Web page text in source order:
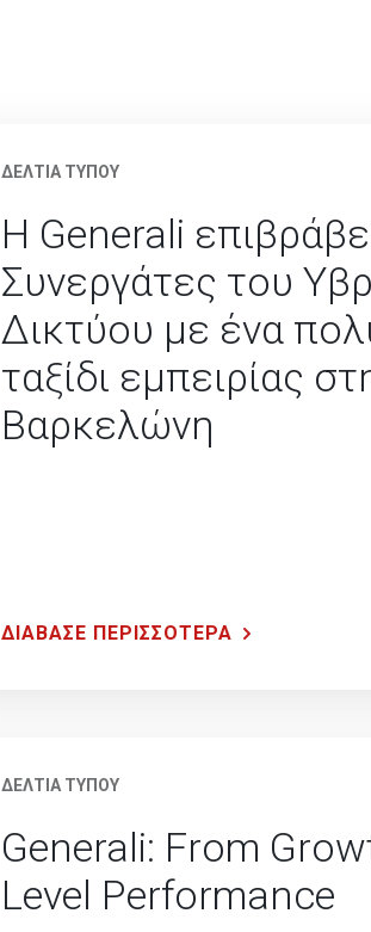
ΔΕΛΤΙΑ ΤΥΠΟΥ
Η Generali
Συνεργάτες του
Δικτύου με ένα
ταξίδι εμπειρίας
Βαρκελώνη
ΔΙΑΒΑΣΕ ΠΕΡΙΣΣΟΤΕΡΑ
ΔΕΛΤΙΑ ΤΥΠΟΥ
Generali: From
Level Performance